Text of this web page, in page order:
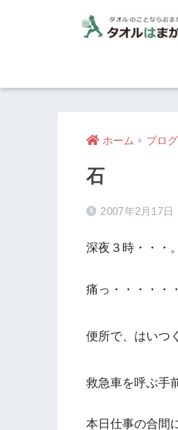
ホーム ブログ
石
2007年2月17日
深夜３時・・・。
痛っ・・・・・
便所で、はいつ
救急車を呼ぶ手
本日仕事の合間